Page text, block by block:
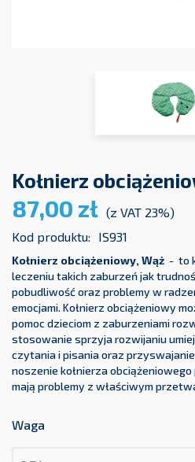
Kołnierz
87,00 zł (z VAT 23%)
Kod produktu:
IS931
Kołnierz obciążeniowy, Wąż - to
leczeniu takich zaburzeń jak
pobudliwość oraz problemy w
emocjami. Kołnierz obciążeniowy
pomoc dzieciom z zaburzeniami
stosowanie sprzyja rozwijaniu
czytania i pisania oraz
noszenie kołnierza
mają problemy z właściwym
Waga